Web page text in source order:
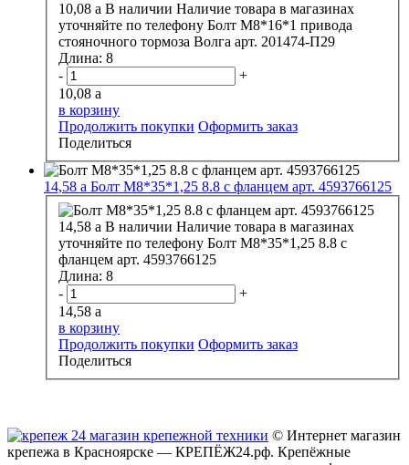
10,08 a В наличии Наличие товара в магазинах
уточняйте по телефону Болт М8*16*1 привода
стояночного тормоза Волга арт. 201474-П29
Длина: 8
-
+
10,08 a
в корзину
Продолжить покупки Оформить заказ
Поделиться
14,58 a Болт М8*35*1,25 8.8 с фланцем арт. 4593766125
14,58 a В наличии Наличие товара в магазинах
уточняйте по телефону Болт М8*35*1,25 8.8 с
фланцем арт. 4593766125
Длина: 8
-
+
14,58 a
в корзину
Продолжить покупки Оформить заказ
Поделиться
© Интернет магазин
крепежа в Красноярске — КРЕПЁЖ24.рф. Крепёжные